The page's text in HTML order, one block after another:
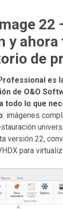
22
y ahora
de
es
de O&O
todo lo que
: imágenes
versión 22,
para